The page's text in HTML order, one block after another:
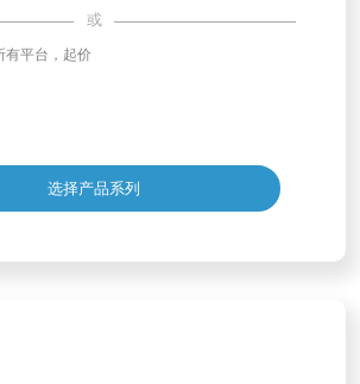
或
有平台，起价
选择产品系列